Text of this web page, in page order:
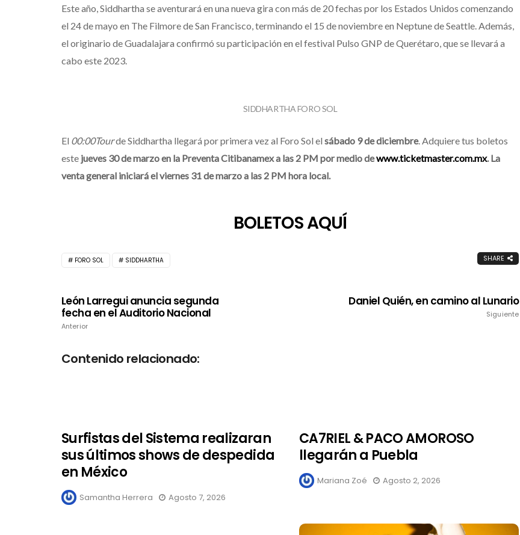
Este año, Siddhartha se aventurará en una nueva gira con más de 20 fechas por los Estados Unidos comenzando
el 24 de mayo en The Filmore de San Francisco, terminando el 15 de noviembre en Neptune de Seattle. Además,
el originario de Guadalajara confirmó su participación en el festival Pulso GNP de Querétaro, que se llevará a
cabo este 2023.
SIDDHARTHA FORO SOL
El 00:00Tourde Siddhartha llegará por primera vez al Foro Sol el sábado 9 de diciembre. Adquiere tus boletos
este jueves 30 de marzo en la Preventa Citibanamex a las 2 PM por medio dewww.ticketmaster.com.mx. La
venta general iniciará el viernes 31 de marzo a las 2 PM hora local.
BOLETOS AQUÍ
FORO SOL SIDDHARTHA SHARE
León Larregui anuncia segunda
fecha en el Auditorio Nacional
Anterior
Daniel Quién, en camino al Lunario
Siguiente
Contenido relacionado:
Surfistas del Sistema realizaran
sus últimos shows de despedida
en México
Samantha Herrera Agosto 7, 2026
CA7RIEL & PACO AMOROSO
llegarán a Puebla
Mariana Zoé Agosto 2, 2026